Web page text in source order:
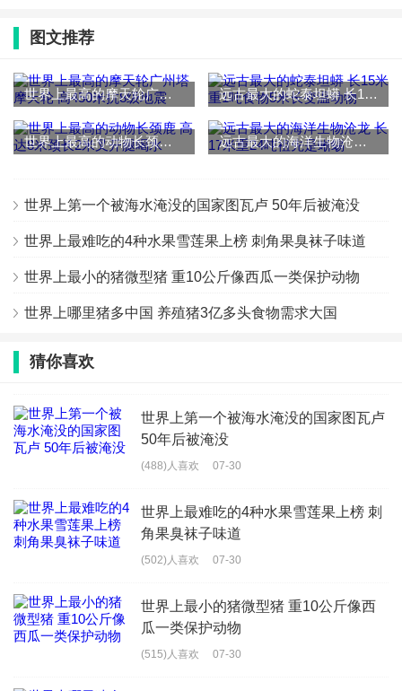
图文推荐
世界上最高的摩天轮广州塔摩天轮 高450米抗8级地震 远古最大的蛇泰坦蟒 长15米重1吨食物5米长变温动物
世界上最高的动物长颈鹿 高达8米颈长2米叉开腿喝水 远古最大的海洋生物沧龙 长17米重24吨祖先是蜥蜴
世界上第一个被海水淹没的国家图瓦卢 50年后被淹没
世界上最难吃的4种水果雪莲果上榜 刺角果臭袜子味道
世界上最小的猪微型猪 重10公斤像西瓜一类保护动物
世界上哪里猪多中国 养殖猪3亿多头食物需求大国
猜你喜欢
世界上第一个被海水淹没的国家图瓦卢
50年后被淹没
(488)人喜欢 07-30
世界上最难吃的4种水果雪莲果上榜 刺
角果臭袜子味道
(502)人喜欢 07-30
世界上最小的猪微型猪 重10公斤像西
瓜一类保护动物
(515)人喜欢 07-30